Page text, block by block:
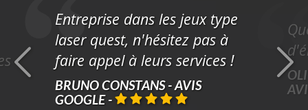
Entreprise dans les jeux type
laser quest, n'hésitez pas à
faire appel à leurs services !
BRUNO CONSTANS - AVIS
GOOGLE -